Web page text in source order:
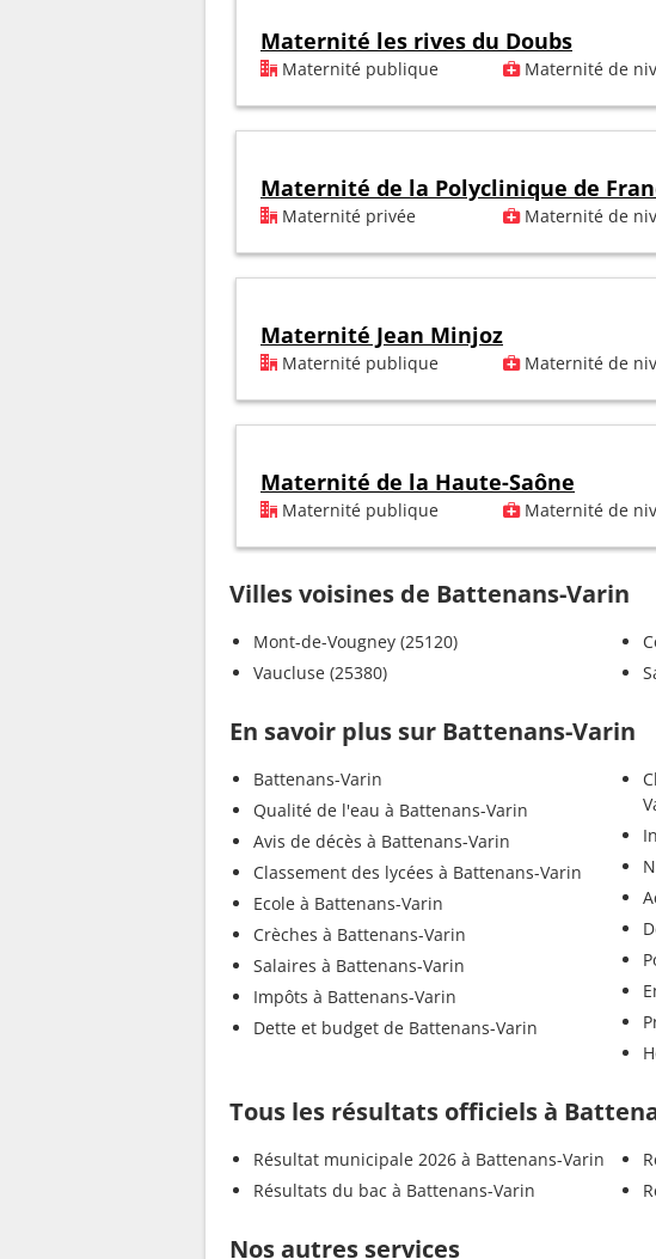
Maternité les rives du Doubs
Maternité publique Maternité de
Maternité de la Polyclinique de
Maternité privée Maternité de
Maternité Jean Minjoz
Maternité publique Maternité de
Maternité de la Haute-Saône
Maternité publique Maternité de
Villes voisines de Battenans-Varin
Mont-de-Vougney (25120)
Vaucluse (25380)
En savoir plus sur Battenans-Varin
Battenans-Varin
Qualité de l'eau à Battenans-Varin
Avis de décès à Battenans-Varin
Classement des lycées à Battenans-Varin
Ecole à Battenans-Varin
Crèches à Battenans-Varin
Salaires à Battenans-Varin
Impôts à Battenans-Varin
Dette et budget de Battenans-Varin
Tous les résultats officiels à
Résultat municipale 2026 à Battenans-Varin
Résultats du bac à Battenans-Varin
Nos autres services